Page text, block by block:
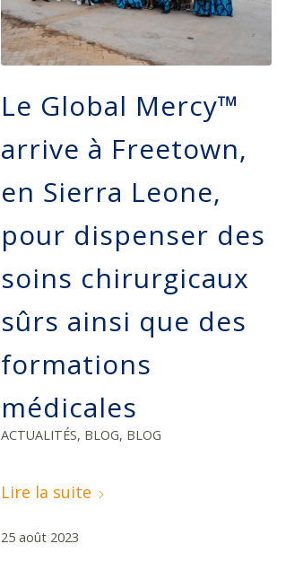
Le Global Mercy™
arrive à Freetown,
en Sierra Leone,
pour dispenser des
soins chirurgicaux
sûrs ainsi que des
formations
médicales
ACTUALITÉS, BLOG, BLOG
Lire la suite
25 août 2023